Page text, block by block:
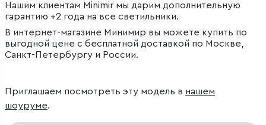
Нашим клиентам Minimir мы дарим дополнительную
гарантию +2 года на все светильники.
В интернет-магазине Минимир вы можете купить по
выгодной цене с бесплатной доставкой по Москве,
Санкт-Петербургу и России.
Приглашаем посмотреть эту модель в нашем
шоуруме.